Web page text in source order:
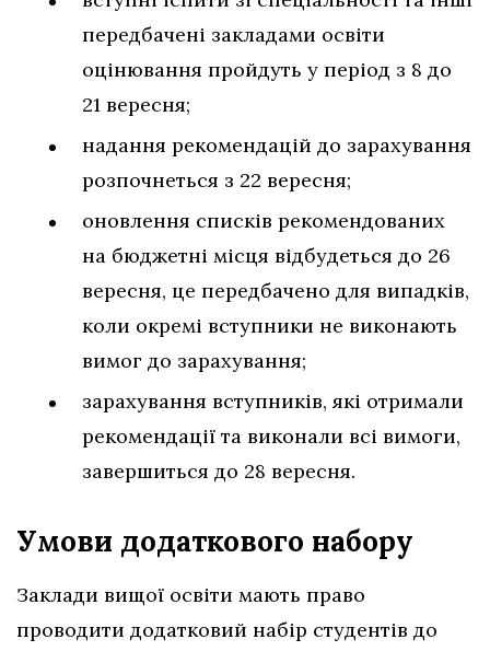
передбачені закладами освіти
оцінювання пройдуть у період з 8 до
21 вересня;
надання рекомендацій до зарахування
розпочнеться з 22 вересня;
оновлення списків рекомендованих
на бюджетні місця відбудеться до 26
вересня, це передбачено для випадків,
коли окремі вступники не виконають
вимог до зарахування;
зарахування вступників, які отримали
рекомендації та виконали всі вимоги,
завершиться до 28 вересня.
Умови додаткового набору
Заклади вищої освіти мають право
проводити додатковий набір студентів до